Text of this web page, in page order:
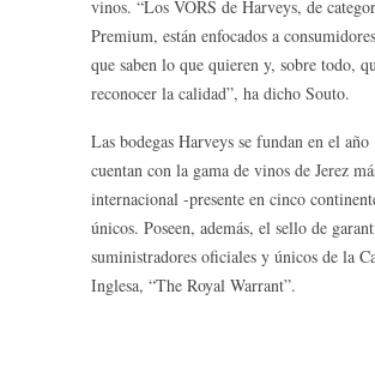
vinos. “Los VORS de Harveys, de
Premium, están enfocados a
que saben lo que quieren y, sobre todo,
reconocer la calidad”, ha dicho Souto.
Las bodegas Harveys se fundan en el
cuentan con la gama de vinos de Jerez
internacional -presente en cinco
únicos. Poseen, además, el sello de
suministradores oficiales y únicos de la
Inglesa, “The Royal Warrant”.